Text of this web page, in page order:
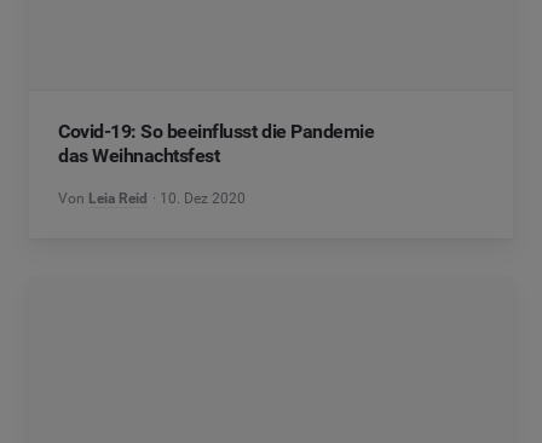
Covid-19: So beeinflusst die Pandemie
das Weihnachtsfest
Von Leia Reid 10. Dez 2020